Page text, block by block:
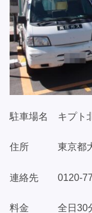
駐車場名 キプト
住所 東京都大
連絡先 0120-
料金 全日30分